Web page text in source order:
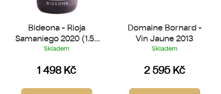
Bideona - Rioja
Samaniego 2020 (1.5 l
Magnum)
Skladem
1 498 Kč
Domaine Bornard -
Vin Jaune 2013
Skladem
2 595 Kč